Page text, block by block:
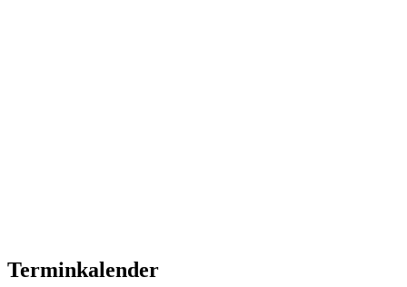
Terminkalender